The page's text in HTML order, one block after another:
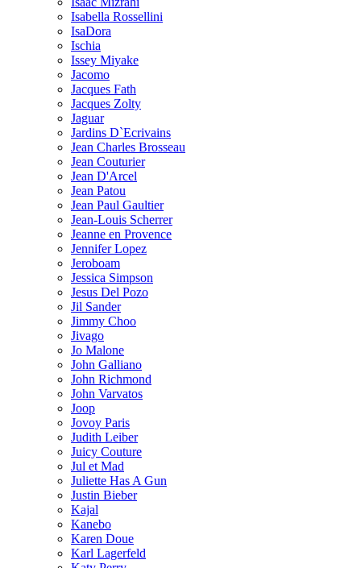
Isabella Rossellini
IsaDora
Ischia
Issey Miyake
Jacomo
Jacques Fath
Jacques Zolty
Jaguar
Jardins D`Ecrivains
Jean Charles Brosseau
Jean Couturier
Jean D'Arcel
Jean Patou
Jean Paul Gaultier
Jean-Louis Scherrer
Jeanne en Provence
Jennifer Lopez
Jeroboam
Jessica Simpson
Jesus Del Pozo
Jil Sander
Jimmy Choo
Jivago
Jo Malone
John Galliano
John Richmond
John Varvatos
Joop
Jovoy Paris
Judith Leiber
Juicy Couture
Jul et Mad
Juliette Has A Gun
Justin Bieber
Kajal
Kanebo
Karen Doue
Karl Lagerfeld